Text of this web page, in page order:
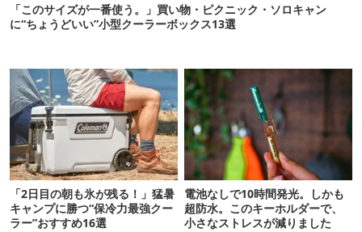
「このサイズが一番使う。」買い物・ピクニック・ソロキャン
に“ちょうどいい”小型クーラーボックス13選
「2日目の朝も氷が残る！」猛暑
キャンプに勝つ“保冷力最強クー
ラー”おすすめ16選
電池なしで10時間発光。しかも
超防水。このキーホルダーで、
小さなストレスが減りました